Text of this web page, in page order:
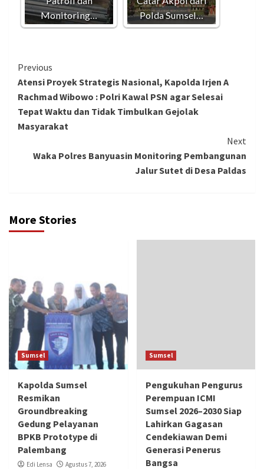
Monitoring…
Polda Sumsel…
Continue
Reading
Previous
Atensi Proyek Strategis Nasional, Kapolda Irjen A
Rachmad Wibowo : Polri Kawal PSN agar Selesai
Tepat Waktu dan Tidak Timbulkan Gejolak
Masyarakat
Next
Waka Polres Banyuasin Monitoring Pembangunan
Jalur Sutet di Desa Paldas
More Stories
Sumsel
Kapolda Sumsel
Resmikan
Groundbreaking
Gedung Pelayanan
BPKB Prototype di
Palembang
Edi Lensa Agustus 7, 2026
Sumsel
Pengukuhan Pengurus
Perempuan ICMI
Sumsel 2026–2030 Siap
Lahirkan Gagasan
Cendekiawan Demi
Generasi Penerus
Bangsa